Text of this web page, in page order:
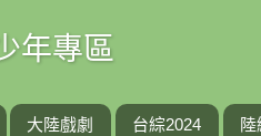
年專區
大陸戲劇 台綜2024 陸